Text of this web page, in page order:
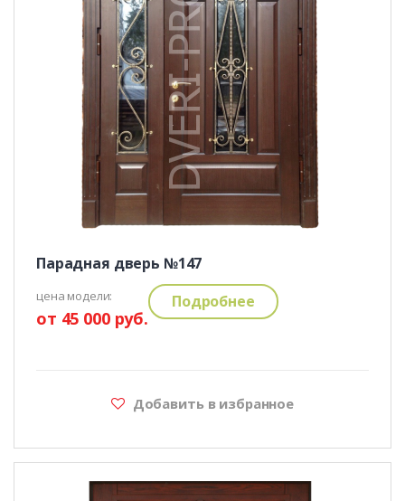
Парадная дверь №147
цена модели:
от 45 000 руб.
Подробнее
Добавить в избранное